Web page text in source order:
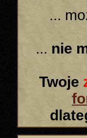
...
... nie
Twoje